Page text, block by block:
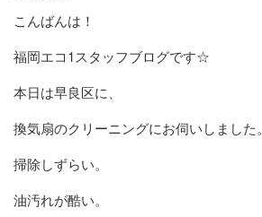
こんばんは！
福岡エコ1スタッフブログです☆
本日は早良区に、
換気扇のクリーニングにお伺いしました。
掃除しずらい。
油汚れが酷い。